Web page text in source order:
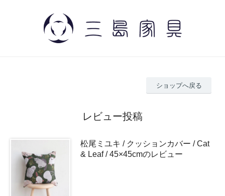
ショップへ戻る
レビュー投稿
松尾ミユキ / クッションカバー / Cat
& Leaf / 45×45cmのレビュー